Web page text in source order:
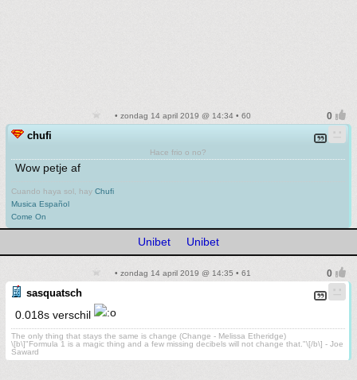
• zondag 14 april 2019 @ 14:34 • 60
chufi
Hace frio o no?
Wow petje af
Cuando haya sol, hay Chufi
Musica Español
Come On
Unibet Unibet
• zondag 14 april 2019 @ 14:35 • 61
sasquatsch
0.018s verschil
The only thing that stays the same is change (Change - Melissa Etheridge)
\[b\]"Formula 1 is a magic thing and a few missing decibels will not change that."\[/b\] - Joe
Saward